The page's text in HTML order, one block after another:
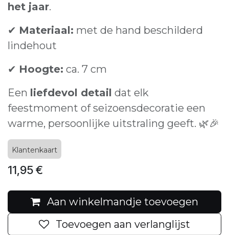
het jaar.
✔ Materiaal: met de hand beschilderd
lindehout
✔ Hoogte: ca. 7 cm
Een liefdevol detail dat elk
feestmoment of seizoensdecoratie een
warme, persoonlijke uitstraling geeft. 🌿🎉
Klantenkaart
11,95€
Aan winkelmandje toevoegen
Toevoegen aan verlanglijst